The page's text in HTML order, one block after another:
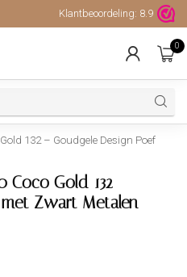
Hoge kwaliteit, uitstekende
Klantbeoordeling: 8.9
0
132 – Goudgele Design Poef
Gold 132 –
Zwart Metalen